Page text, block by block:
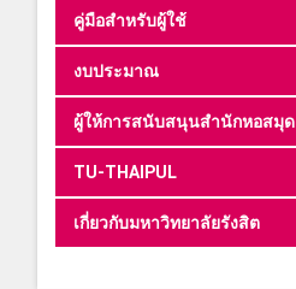
คู่มือสำหรับผู้ใช้
งบประมาณ
ผู้ให้การสนับสนุนสำนักหอสมุด
TU-THAIPUL
เกี่ยวกับมหาวิทยาลัยรังสิต